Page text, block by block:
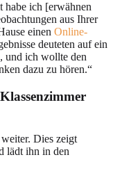
habe ich [erwähnen
aus Ihrer
einen Online-
deuteten auf ein
und ich wollte den
dazu zu hören.“
Dies zeigt
lädt ihn in den